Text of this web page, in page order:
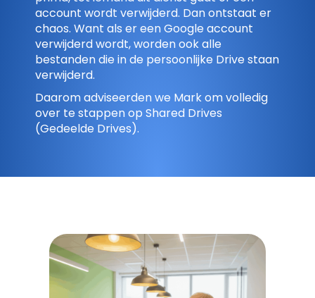
account wordt verwijderd. Dan ontstaat er
chaos. Want als er een Google account
verwijderd wordt, worden ook alle
bestanden die in de persoonlijke Drive staan
verwijderd.
Daarom adviseerden we Mark om volledig
over te stappen op Shared Drives
(Gedeelde Drives).